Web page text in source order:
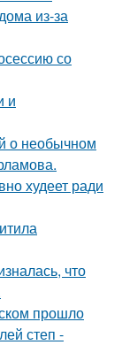
из-за
со
и
о необычном
худеет ради
что
прошло
степ -